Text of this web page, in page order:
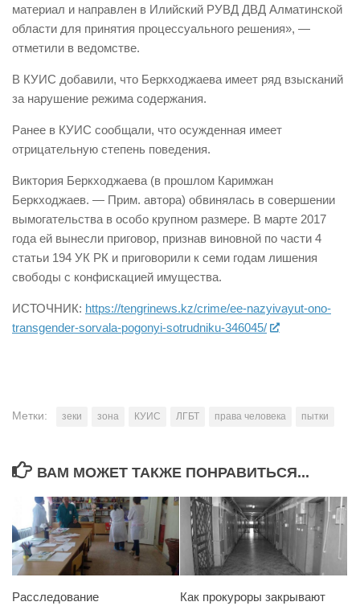
материал и направлен в Илийский РУВД ДВД Алматинской
области для принятия процессуального решения», —
отметили в ведомстве.
В КУИС добавили, что Беркходжаева имеет ряд взысканий
за нарушение режима содержания.
Ранее в КУИС сообщали, что осужденная имеет
отрицательную степень поведения.
Виктория Беркходжаева (в прошлом Каримжан
Беркходжаев. — Прим. автора) обвинялась в совершении
вымогательства в особо крупном размере. В марте 2017
года ей вынесли приговор, признав виновной по части 4
статьи 194 УК РК и приговорили к семи годам лишения
свободы с конфискацией имущества.
ИСТОЧНИК: https://tengrinews.kz/crime/ee-nazyivayut-ono-
transgender-sorvala-pogonyi-sotrudniku-346045/
Метки: зеки зона КУИС ЛГБТ права человека пытки
ВАМ МОЖЕТ ТАКЖЕ ПОНРАВИТЬСЯ...
Расследование
Как прокуроры закрывают